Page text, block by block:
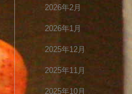
2026年2月
2026年1月
2025年12月
2025年11月
2025年10月